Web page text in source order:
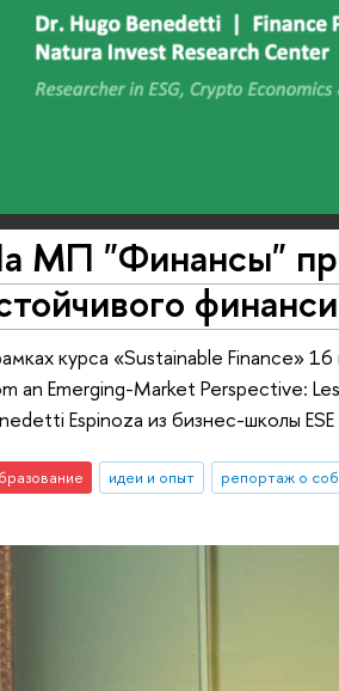
МП "Финансы"
курса «Sustainable Finance»
an Emerging-Market Perspective:
Espinoza из бизнес-школы
идеи и опыт репортаж о